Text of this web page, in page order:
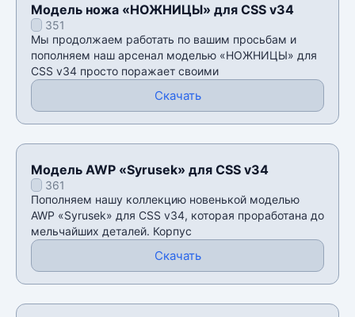
Модель ножа «НОЖНИЦЫ» для CSS v34
351
Мы продолжаем работать по вашим просьбам и
пополняем наш арсенал моделью «НОЖНИЦЫ» для
CSS v34 просто поражает своими
Скачать
Модель AWP «Syrusek» для CSS v34
361
Пополняем нашу коллекцию новенькой моделью
AWP «Syrusek» для CSS v34, которая проработана до
мельчайших деталей. Корпус
Скачать